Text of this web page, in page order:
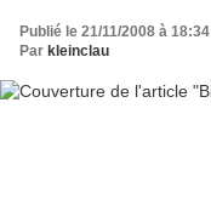
Publié le 21/11/2008 à 18:34
Par kleinclau